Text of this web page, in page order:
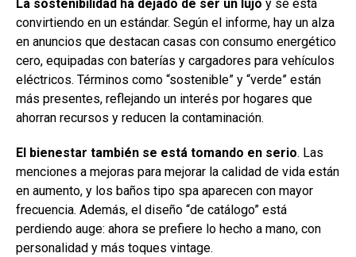
La sostenibilidad ha dejado de ser un lujo y se está
convirtiendo en un estándar. Según el informe, hay un alza
en anuncios que destacan casas con consumo energético
cero, equipadas con baterías y cargadores para vehículos
eléctricos. Términos como “sostenible” y “verde” están
más presentes, reflejando un interés por hogares que
ahorran recursos y reducen la contaminación.
El bienestar también se está tomando en serio. Las
menciones a mejoras para mejorar la calidad de vida están
en aumento, y los baños tipo spa aparecen con mayor
frecuencia. Además, el diseño “de catálogo” está
perdiendo auge: ahora se prefiere lo hecho a mano, con
personalidad y más toques vintage.